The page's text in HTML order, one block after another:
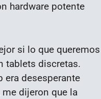
hardware potente
si lo que queremos
tablets discretas.
era desesperante
dijeron que la